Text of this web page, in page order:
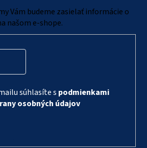
Vám budeme zasielať informácie o
našom e-shope.
súhlasíte s podmienkami
osobných údajov